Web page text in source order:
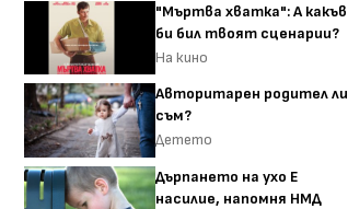
"Мъртва хватка": А какъв
би бил твоят сценарии?
На кино
Авторитарен родител ли
съм?
Детето
Дърпането на ухо Е
насилие, напомня НМД